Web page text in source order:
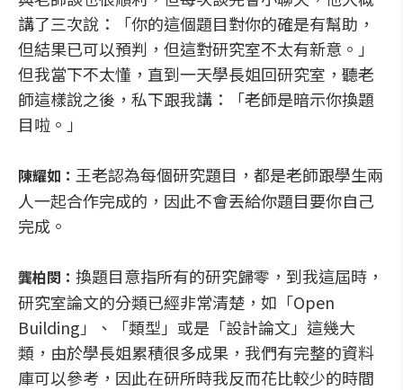
講了三次說：「你的這個題目對你的確是有幫助，
但結果已可以預判，但這對研究室不太有新意。」
但我當下不太懂，直到一天學長姐回研究室，聽老
師這樣說之後，私下跟我講：「老師是暗示你換題
目啦。」
陳耀如： 王老認為每個研究題目，都是老師跟學生兩
人一起合作完成的，因此不會丟給你題目要你自己
完成。
龔柏閔： 換題目意指所有的研究歸零，到我這屆時，
研究室論文的分類已經非常清楚，如「Open
Building」、「類型」或是「設計論文」這幾大
類，由於學長姐累積很多成果，我們有完整的資料
庫可以參考，因此在研所時我反而花比較少的時間